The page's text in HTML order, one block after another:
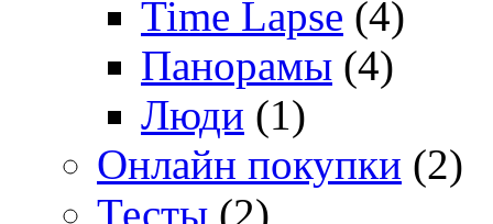
Time Lapse (4)
Панорамы (4)
Люди (1)
Онлайн покупки (2)
Тесты (2)